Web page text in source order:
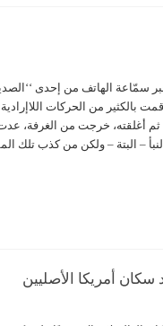
سمّاعة الهاتف من إحدى
بالكثير من الحركات
أغلقته، خرجت من الغرفة، عدت
– البتة – ولكن من كذب تلك
أمريكا الأصليين